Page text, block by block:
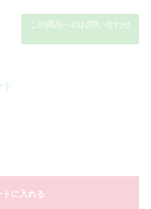
この商品へのお問い合わせ
ド
トに入れる